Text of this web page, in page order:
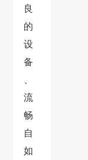
良
的
设
备
流
畅
自
如